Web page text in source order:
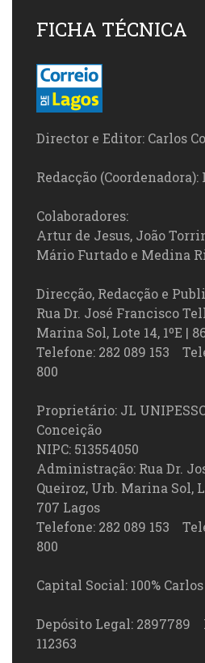
FICHA TÉCNICA
Director e Editor: Carlos
Redacção
Colaboradores:
Artur de Jesus, João
Mário Furtado e Medina
Direcção, Redacção e
Rua Dr. José Francisco
Marina Sol, Lote 14, 1ºE |
Telefone: 282 089 153
800
Proprietário: JL
Conceição
NIPC: 513554050
Administração: Rua Dr.
Queiroz, Urb. Marina Sol,
707 Lagos
Telefone: 282 089 153
800
Capital Social: 100%
Depósito Legal: 2897789
112363